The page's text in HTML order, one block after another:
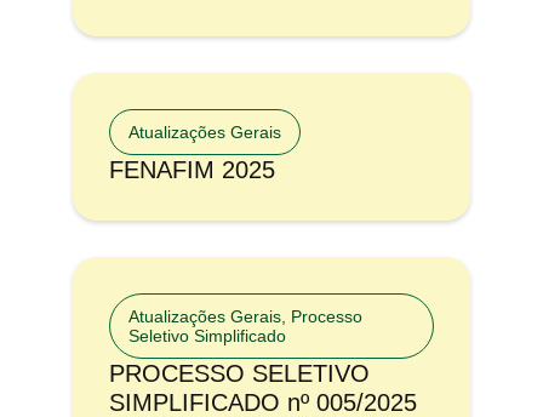
Atualizações Gerais
FENAFIM 2025
Atualizações Gerais Processo
Seletivo Simplificado
PROCESSO SELETIVO
SIMPLIFICADO nº 005/2025